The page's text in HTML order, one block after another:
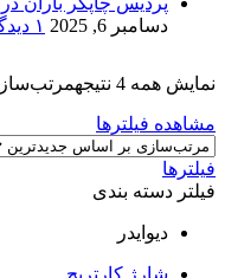
دسامبر 6, 2025
۱ دیدگاه
نمایش همه 4 نتیجه
مشاهده فیلترها
فیلترها
فیلتر دسته بندی
دیوایدر